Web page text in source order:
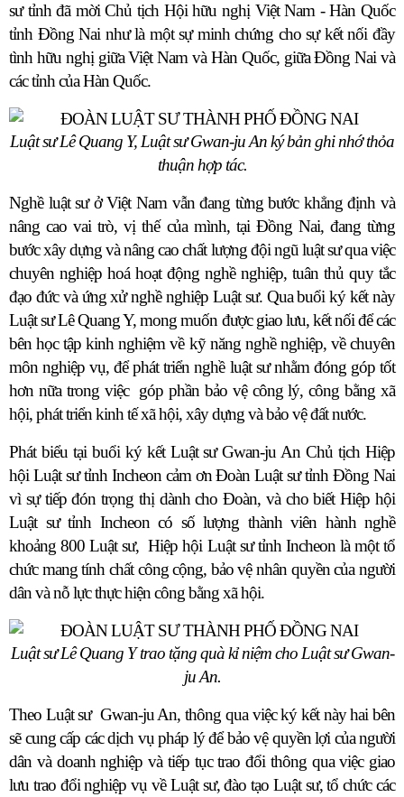
sư tỉnh đã mời Chủ tịch Hội hữu nghị Việt Nam - Hàn Quốc
tỉnh Đồng Nai như là một sự minh chứng cho sự kết nối đầy
tình hữu nghị giữa Việt Nam và Hàn Quốc, giữa Đồng Nai và
các tỉnh của Hàn Quốc.
Luật sư Lê Quang Y, Luật sư Gwan-ju An ký bản ghi nhớ thỏa
thuận hợp tác.
Nghề luật sư ở Việt Nam vẫn đang từng bước khẳng định và
nâng cao vai trò, vị thế của mình, tại Đồng Nai, đang từng
bước xây dựng và nâng cao chất lượng đội ngũ luật sư qua việc
chuyên nghiệp hoá hoạt động nghề nghiệp, tuân thủ quy tắc
đạo đức và ứng xử nghề nghiệp Luật sư. Qua buổi ký kết này
Luật sư Lê Quang Y, mong muốn được giao lưu, kết nối để các
bên học tập kinh nghiệm về kỹ năng nghề nghiệp, về chuyên
môn nghiệp vụ, để phát triển nghề luật sư nhằm đóng góp tốt
hơn nữa trong việc góp phần bảo vệ công lý, công bằng xã
hội, phát triển kinh tế xã hội, xây dựng và bảo vệ đất nước.
Phát biểu tại buổi ký kết Luật sư Gwan-ju An Chủ tịch Hiệp
hội Luật sư tỉnh Incheon cảm ơn Đoàn Luật sư tỉnh Đồng Nai
vì sự tiếp đón trọng thị dành cho Đoàn, và cho biết Hiệp hội
Luật sư tỉnh Incheon có số lượng thành viên hành nghề
khoảng 800 Luật sư, Hiệp hội Luật sư tỉnh Incheon là một tổ
chức mang tính chất công cộng, bảo vệ nhân quyền của người
dân và nỗ lực thực hiện công bằng xã hội.
Luật sư Lê Quang Y trao tặng quà kỉ niệm cho Luật sư Gwan-
ju An.
Theo Luật sư Gwan-ju An, thông qua việc ký kết này hai bên
sẽ cung cấp các dịch vụ pháp lý để bảo vệ quyền lợi của người
dân và doanh nghiệp và tiếp tục trao đổi thông qua việc giao
lưu trao đổi nghiệp vụ về Luật sư, đào tạo Luật sư, tổ chức các